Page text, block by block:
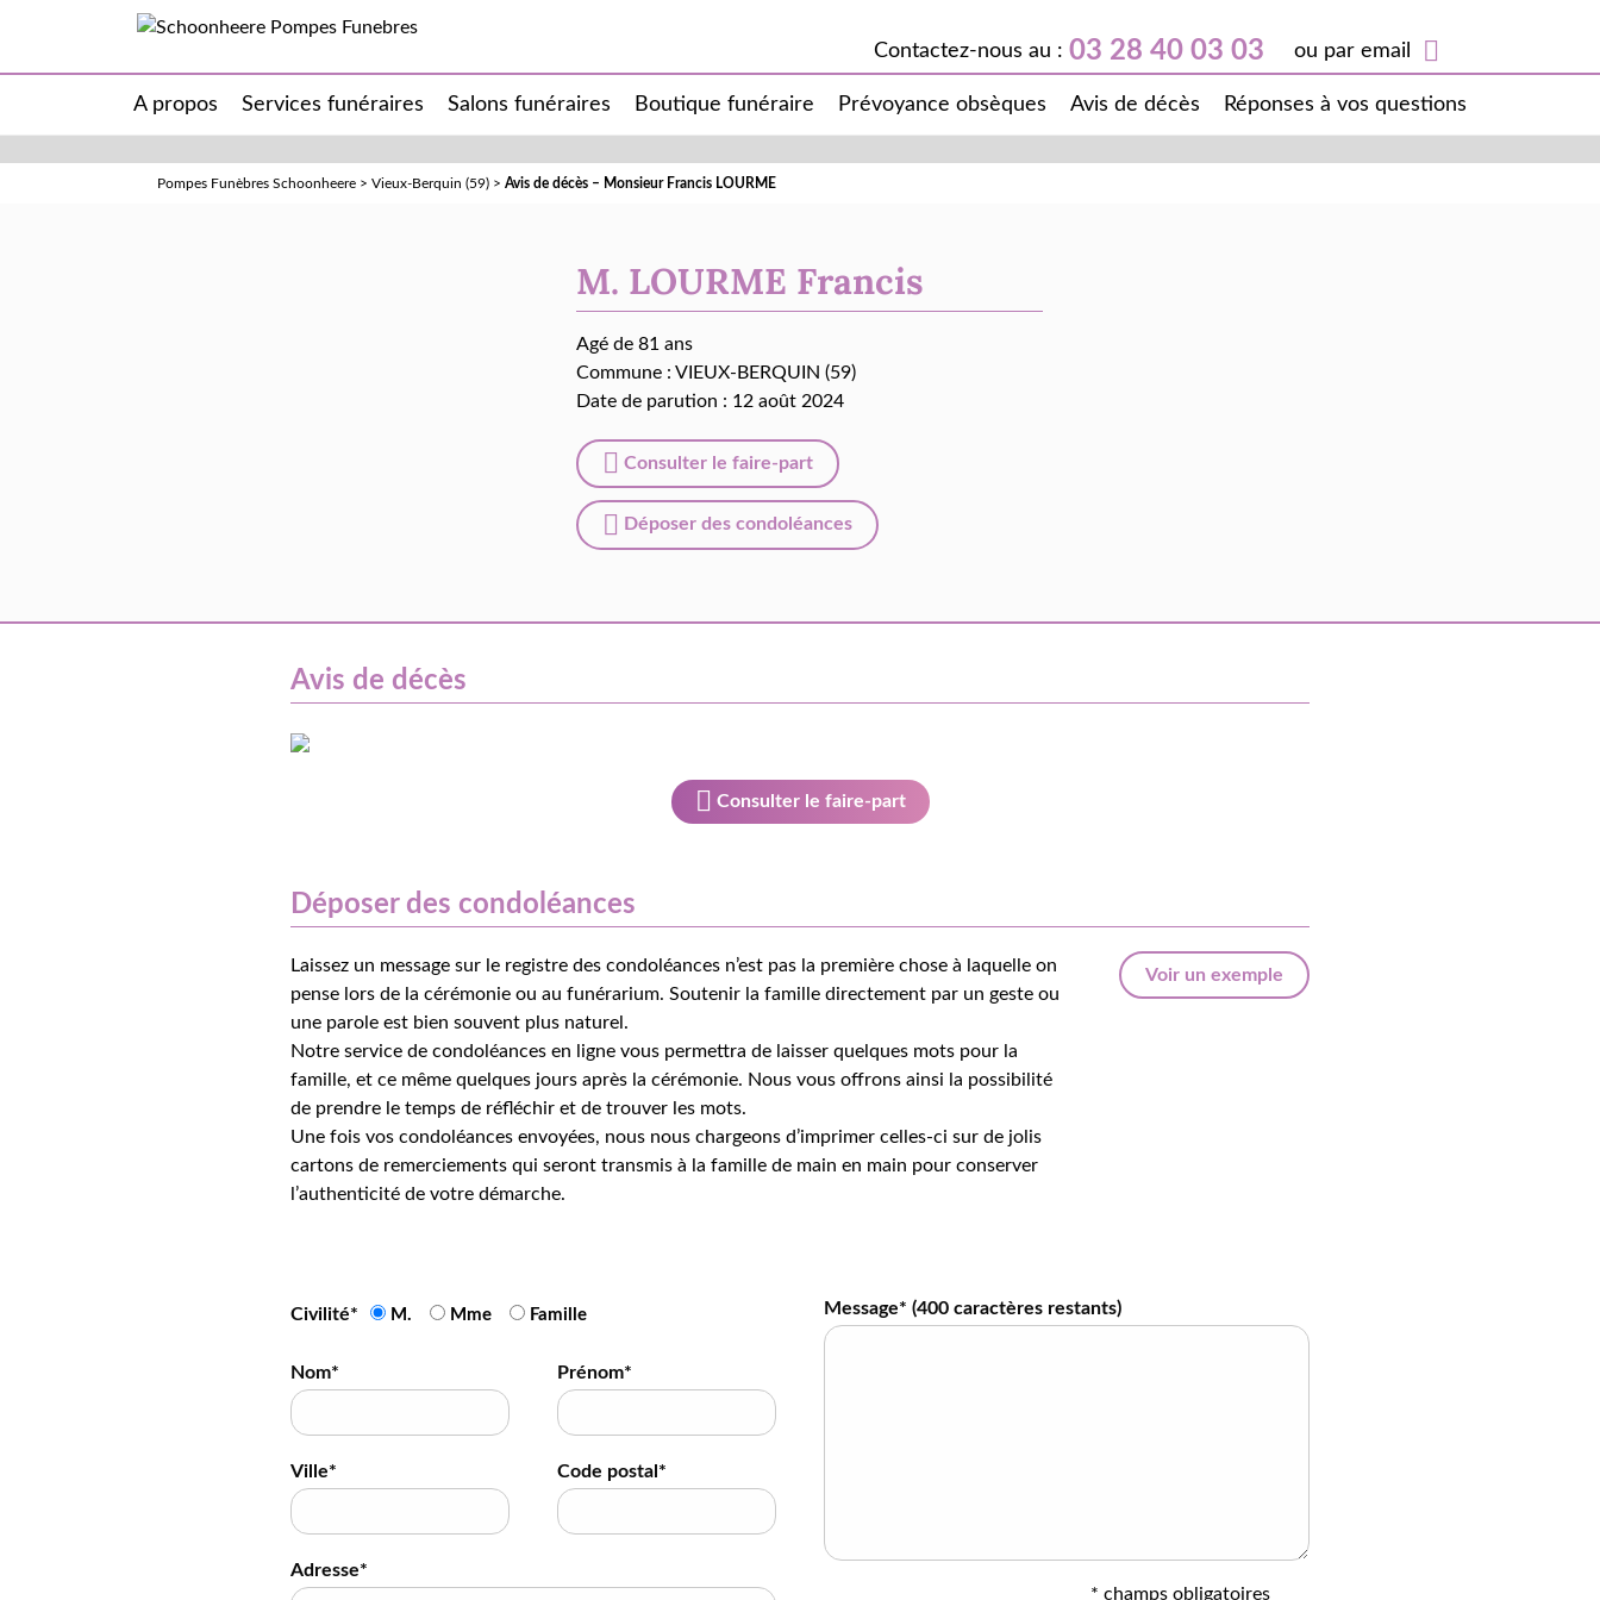
Contactez-nous au : 03 28 40 03 03 ou par email
A propos Services funéraires Salons funéraires Boutique funéraire Prévoyance obsèques Avis de décès Réponses à vos questions
Pompes Funèbres Schoonheere > Vieux-Berquin (59) > Avis de décès – Monsieur Francis LOURME
M. LOURME Francis
Agé de 81 ans
Commune : VIEUX-BERQUIN (59)
Date de parution : 12 août 2024
Consulter le faire-part
Déposer des condoléances
Avis de décès
Consulter le faire-part
Déposer des condoléances
Laissez un message sur le registre des condoléances n’est pas la première chose à laquelle on
pense lors de la cérémonie ou au funérarium. Soutenir la famille directement par un geste ou
une parole est bien souvent plus naturel.
Notre service de condoléances en ligne vous permettra de laisser quelques mots pour la
famille, et ce même quelques jours après la cérémonie. Nous vous offrons ainsi la possibilité
de prendre le temps de réfléchir et de trouver les mots.
Une fois vos condoléances envoyées, nous nous chargeons d’imprimer celles-ci sur de jolis
cartons de remerciements qui seront transmis à la famille de main en main pour conserver
l’authenticité de votre démarche.
Voir un exemple
Civilité* M. Mme Famille
Nom* Prénom*
Ville* Code postal*
Adresse*
Message* (400 caractères restants)
* champs obligatoires